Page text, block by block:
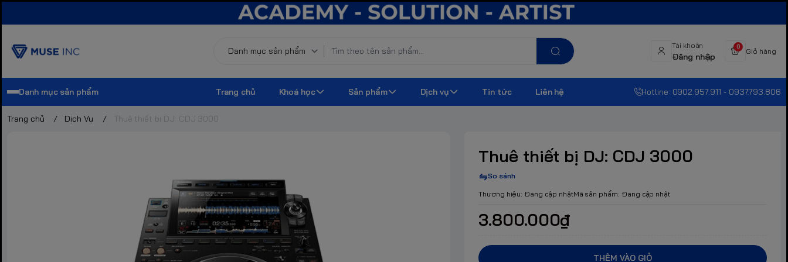
Tài khoản
Đăng nhập
0
Giỏ hàng
Danh mục sản phẩm Trang chủ Khoá học Sản phẩm Dịch vụ Tin tức Liên hệ Hotline: 0902.957.911 - 0937.793.806
Trang chủ / Dịch Vụ / Thuê thiết bị DJ: CDJ 3000
Thuê thiết bị DJ: CDJ 3000
So sánh
Thương hiệu: Đang cập nhậtMã sản phẩm: Đang cập nhật
3.800.000₫
THÊM VÀO GIỎ